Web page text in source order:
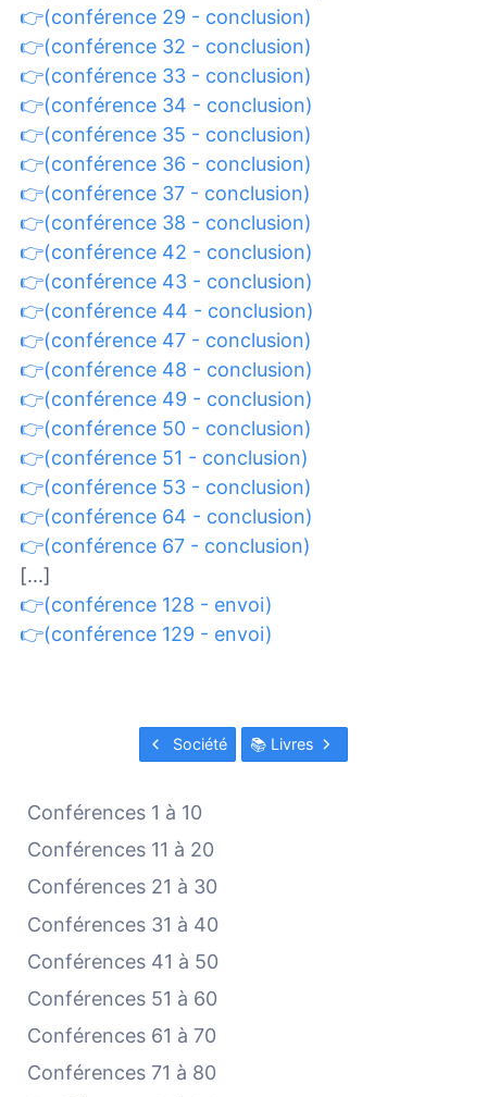
👉(conférence 29 - conclusion)
👉(conférence 32 - conclusion)
👉(conférence 33 - conclusion)
👉(conférence 34 - conclusion)
👉(conférence 35 - conclusion)
👉(conférence 36 - conclusion)
👉(conférence 37 - conclusion)
👉(conférence 38 - conclusion)
👉(conférence 42 - conclusion)
👉(conférence 43 - conclusion)
👉(conférence 44 - conclusion)
👉(conférence 47 - conclusion)
👉(conférence 48 - conclusion)
👉(conférence 49 - conclusion)
👉(conférence 50 - conclusion)
👉(conférence 51 - conclusion)
👉(conférence 53 - conclusion)
👉(conférence 64 - conclusion)
👉(conférence 67 - conclusion)
[...]
👉(conférence 128 - envoi)
👉(conférence 129 - envoi)
Société 📚 Livres
Conférences 1 à 10
Conférences 11 à 20
Conférences 21 à 30
Conférences 31 à 40
Conférences 41 à 50
Conférences 51 à 60
Conférences 61 à 70
Conférences 71 à 80